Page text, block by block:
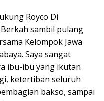
Royco Di
sambil pulang
Kelompok Jawa
Saya sangat
ibu-ibu yang ikutan
ketertiban seluruh
bakso, sampai